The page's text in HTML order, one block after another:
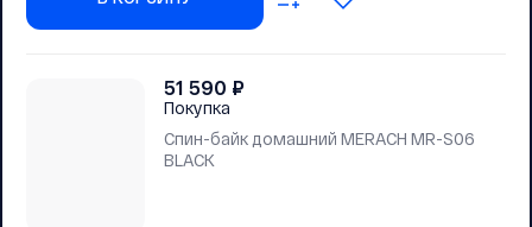
51 590 ₽
Покупка
Спин-байк домашний MERACH MR-S06
BLACK